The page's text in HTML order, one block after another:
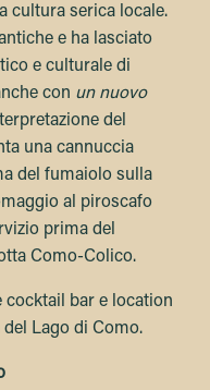
cultura serica locale.
e ha lasciato
e culturale di
con un nuovo
del
una cannuccia
del fumaiolo sulla
al piroscafo
prima del
Como-Colico.
cocktail bar e location
del Lago di Como.